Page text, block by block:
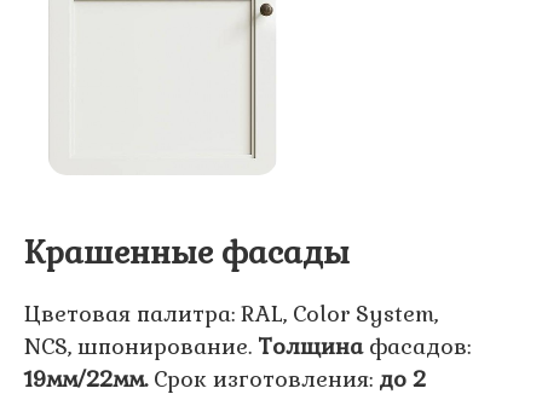
Крашенные фасады
Цветовая палитра: RAL, Color System,
NCS, шпонирование. Толщина фасадов:
19мм/22мм.Срок изготовления: до 2